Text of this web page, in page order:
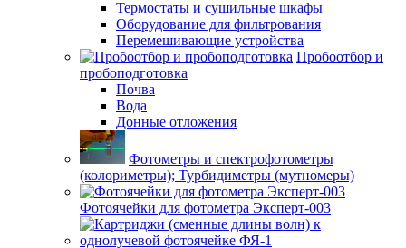
Термостаты и сушильные шкафы
Оборудование для фильтрования
Перемешивающие устройства
Пробоотбор и
пробоподготовка
Почва
Вода
Донные отложения
Фотометры и спектрофотометры
(колориметры); Турбидиметры (мутномеры)
Фотоячейки для фотометра Эксперт-003